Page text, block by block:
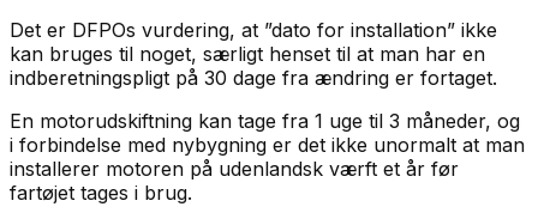
Det er DFPOs vurdering, at ”dato for installation” ikke
kan bruges til noget, særligt henset til at man har en
indberetningspligt på 30 dage fra ændring er fortaget.
En motorudskiftning kan tage fra 1 uge til 3 måneder, og
i forbindelse med nybygning er det ikke unormalt at man
installerer motoren på udenlandsk værft et år før
fartøjet tages i brug.